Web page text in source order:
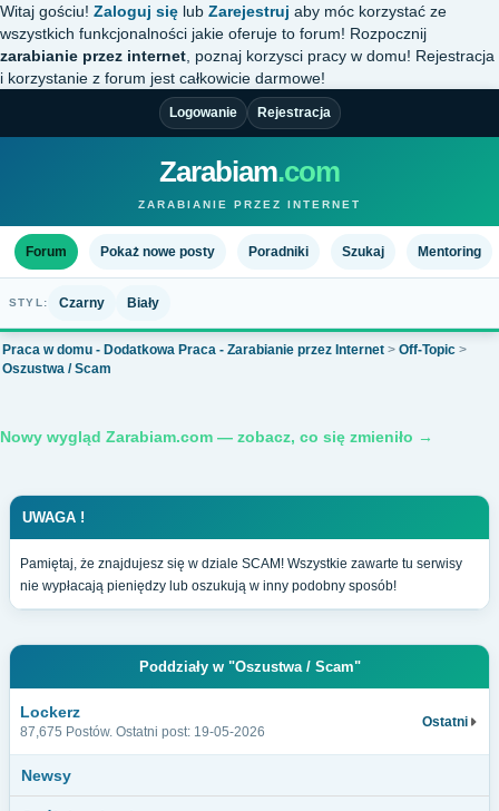
Witaj gościu! Zaloguj się lub Zarejestruj aby móc korzystać ze
wszystkich funkcjonalności jakie oferuje to forum! Rozpocznij
zarabianie przez internet , poznaj korzysci pracy w domu! Rejestracja
i korzystanie z forum jest całkowicie darmowe!
Logowanie Rejestracja
Zarabiam.com
ZARABIANIE PRZEZ INTERNET
Forum Pokaż nowe posty Poradniki Szukaj Mentoring
STYL: Czarny Biały
Praca w domu - Dodatkowa Praca - Zarabianie przez Internet > Off-Topic >
Oszustwa / Scam
Nowy wygląd Zarabiam.com — zobacz, co się zmieniło →
UWAGA !
Pamiętaj, że znajdujesz się w dziale SCAM! Wszystkie zawarte tu serwisy
nie wypłacają pieniędzy lub oszukują w inny podobny sposób!
Poddziały w "Oszustwa / Scam"
Lockerz
87,675 Postów. Ostatni post: 19-05-2026
Ostatni
Newsy